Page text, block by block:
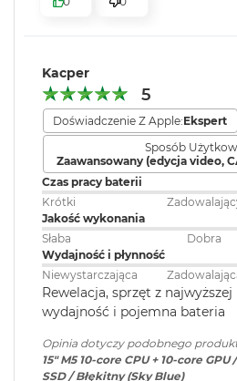
i
3
G
B
R
M
W
e
d
ł
u
g
p
o
e
m
bezpieczeństwo i sprawne
KTO KOCHA IPHONE’A,
zdziałać cuda. Możesz
na Macu. Albo odebrać na Macu
wysłać z niego tekst przez apkę
Wyświetlacz
Wyświetlacz Liquid Retina
Wyświetlacz o przekątnej 15,3 cala z
technologii IPS1
Czytnik kart
pamięci:
Karta sieciowa
bezprzewodowa
WLAN:
Wi-Fi 7
Kamera
internetowa:
Kamera
obsługą
Bateria Litowo-
Kacper
5
Doświadczenie Z Apple:Ekspert
Sposób
Zaawansowany (edycja video,
Czas pracy baterii
Krótki
Jakość wykonania
Słaba
Dobra
Wydajność i płynność
Niewystarczająca
Rewelacja, sprzęt z najwyższej
wydajność i pojemna bateria
Opinia dotyczy podobnego
15" M5 10‑core CPU + 10‑core GPU
SSD / Błękitny (Sky Blue)